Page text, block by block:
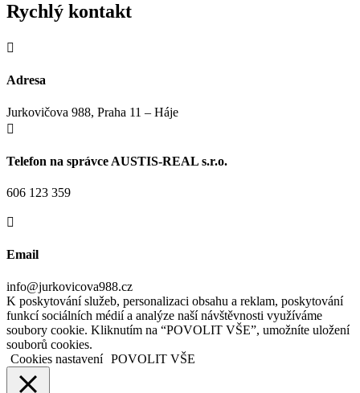
Rychlý kontakt

Adresa
Jurkovičova 988, Praha 11 – Háje

Telefon na správce AUSTIS-REAL s.r.o.
606 123 359

Email
info@jurkovicova988.cz
K poskytování služeb, personalizaci obsahu a reklam, poskytování
funkcí sociálních médií a analýze naší návštěvnosti využíváme
soubory cookie. Kliknutím na “POVOLIT VŠE”, umožníte uložení
souborů cookies.
Cookies nastavení POVOLIT VŠE